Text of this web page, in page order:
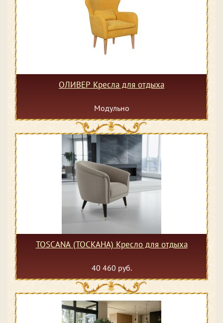
ОЛИВЕР Кресла для отдыха
Модульно
TOSCANA (ТОСКАНА) Кресло для отдыха
40 460 руб.